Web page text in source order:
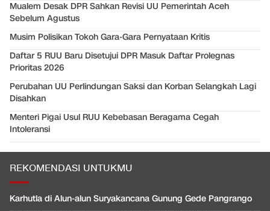
Mualem Desak DPR Sahkan Revisi UU Pemerintah Aceh
Sebelum Agustus
Musim Polisikan Tokoh Gara-Gara Pernyataan Kritis
Daftar 5 RUU Baru Disetujui DPR Masuk Daftar Prolegnas
Prioritas 2026
Perubahan UU Perlindungan Saksi dan Korban Selangkah Lagi
Disahkan
Menteri Pigai Usul RUU Kebebasan Beragama Cegah
Intoleransi
REKOMENDASI UNTUKMU
Karhutla di Alun-alun Suryakancana Gunung Gede Pangrango